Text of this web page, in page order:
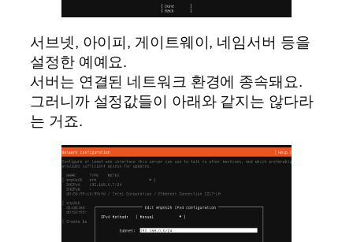
서브넷, 아이피, 게이트웨이, 네임서버 등을
설정한 예예요.
서버는 연결된 네트워크 환경에 종속돼요.
그러니까 설정값들이 아래와 같지는 않다라
는 거죠.